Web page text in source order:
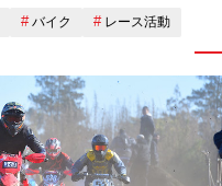
バイク レース活動